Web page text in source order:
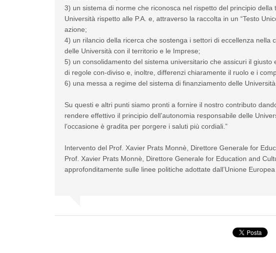
3) un sistema di norme che riconosca nel rispetto del principio
Università rispetto alle P.A. e, attraverso la raccolta in un “Testo
azione;
4) un rilancio della ricerca che sostenga i settori di eccellenza nella
delle Università con il territorio e le Imprese;
5) un consolidamento del sistema universitario che assicuri il
di regole con-diviso e, inoltre, differenzi chiaramente il ruolo e i
6) una messa a regime del sistema di finanziamento delle
Su questi e altri punti siamo pronti a fornire il nostro contributo
rendere effettivo il principio dell’autonomia responsabile delle
l’occasione è gradita per porgere i saluti più cordiali.”
Intervento del Prof. Xavier Prats Monnè, Direttore Generale for
Prof. Xavier Prats Monnè, Direttore Generale for Education and
approfonditamente sulle linee politiche adottate dall’Unione